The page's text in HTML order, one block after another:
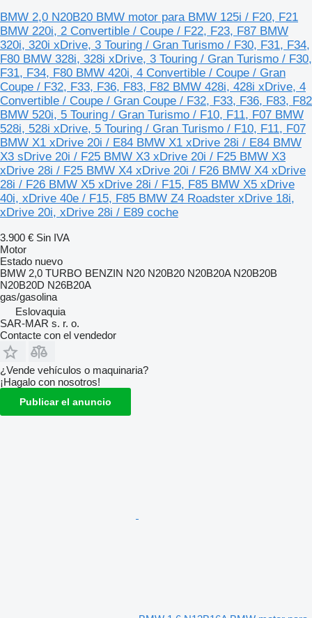
BMW 2,0 N20B20 BMW motor para BMW 125i / F20, F21
BMW 220i, 2 Convertible / Coupe / F22, F23, F87 BMW
320i, 320i xDrive, 3 Touring / Gran Turismo / F30, F31, F34,
F80 BMW 328i, 328i xDrive, 3 Touring / Gran Turismo / F30,
F31, F34, F80 BMW 420i, 4 Convertible / Coupe / Gran
Coupe / F32, F33, F36, F83, F82 BMW 428i, 428i xDrive, 4
Convertible / Coupe / Gran Coupe / F32, F33, F36, F83, F82
BMW 520i, 5 Touring / Gran Turismo / F10, F11, F07 BMW
528i, 528i xDrive, 5 Touring / Gran Turismo / F10, F11, F07
BMW X1 xDrive 20i / E84 BMW X1 xDrive 28i / E84 BMW
X3 sDrive 20i / F25 BMW X3 xDrive 20i / F25 BMW X3
xDrive 28i / F25 BMW X4 xDrive 20i / F26 BMW X4 xDrive
28i / F26 BMW X5 xDrive 28i / F15, F85 BMW X5 xDrive
40i, xDrive 40e / F15, F85 BMW Z4 Roadster xDrive 18i,
xDrive 20i, xDrive 28i / E89 coche
3.900 € Sin IVA
Motor
Estado nuevo
BMW 2,0 TURBO BENZIN N20 N20B20 N20B20A N20B20B
N20B20D N26B20A
gas/gasolina
Eslovaquia
SAR-MAR s. r. o.
Contacte con el vendedor
¿Vende vehículos o maquinaria?
¡Hagalo con nosotros!
Publicar el anuncio